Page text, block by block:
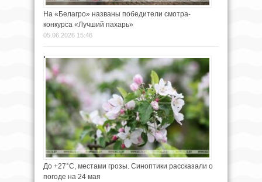
На «Белагро» названы победители смотра-
конкурса «Лучший пахарь»
05.06.2026 15:46
До +27°С, местами грозы. Синоптики рассказали о
погоде на 24 мая